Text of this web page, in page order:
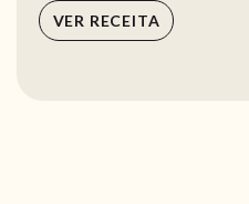
VER RECEITA